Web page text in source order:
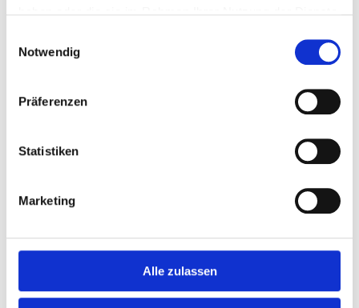
Notwendig
Präferenzen
Statistiken
Marketing
Alle zulassen
Februar 2020
August 2019
August 2018